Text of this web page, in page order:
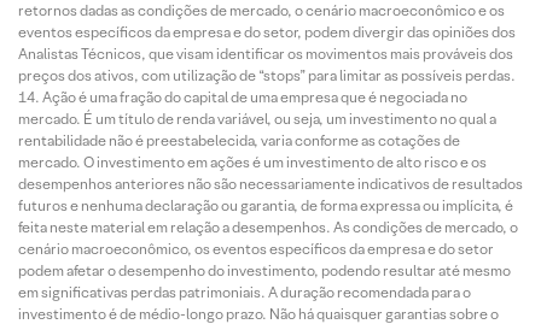
retornos dadas as condições de mercado, o cenário macroeconômico e os
eventos específicos da empresa e do setor, podem divergir das opiniões dos
Analistas Técnicos, que visam identificar os movimentos mais prováveis dos
preços dos ativos, com utilização de “stops” para limitar as possíveis perdas.
Ação é uma fração do capital de uma empresa que é negociada no
mercado. É um título de renda variável, ou seja, um investimento no qual a
rentabilidade não é preestabelecida, varia conforme as cotações de
mercado. O investimento em ações é um investimento de alto risco e os
desempenhos anteriores não são necessariamente indicativos de resultados
futuros e nenhuma declaração ou garantia, de forma expressa ou implícita, é
feita neste material em relação a desempenhos. As condições de mercado, o
cenário macroeconômico, os eventos específicos da empresa e do setor
podem afetar o desempenho do investimento, podendo resultar até mesmo
em significativas perdas patrimoniais. A duração recomendada para o
investimento é de médio-longo prazo. Não há quaisquer garantias sobre o